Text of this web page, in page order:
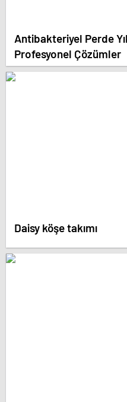
Antibakteriyel Perde
Profesyonel Çözümler
Daisy köşe takımı